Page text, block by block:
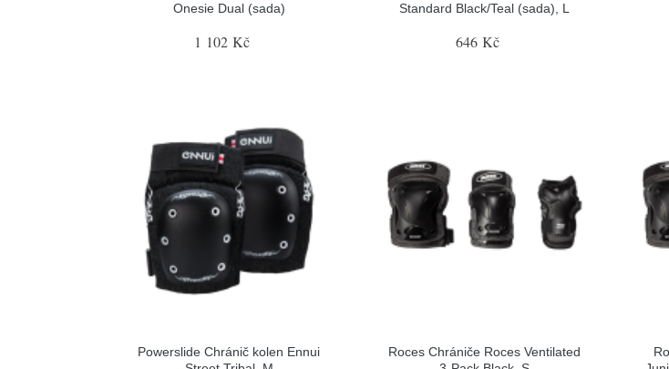
Onesie Dual (sada)
1 102 Kč
Standard Black/Teal (sada), L
646 Kč
Powerslide Chránič kolen Ennui
Roces Chrániče Roces Ventilated